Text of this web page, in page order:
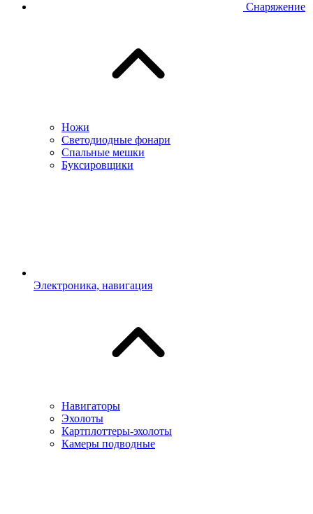
Снаряжение
Ножи
Светодиодные фонари
Спальные мешки
Буксировщики
Электроника, навигация
Навигаторы
Эхолоты
Картплоттеры-эхолоты
Камеры подводные